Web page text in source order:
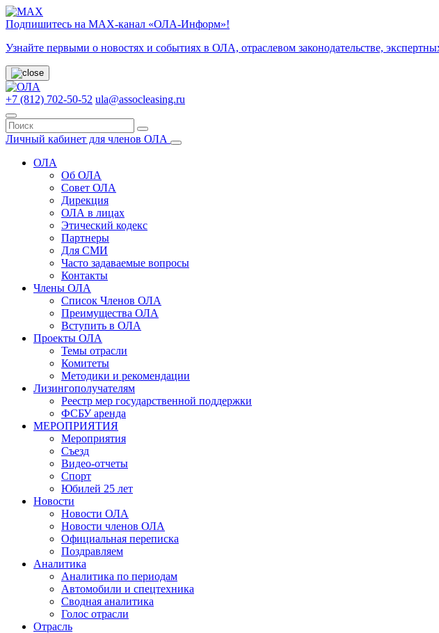
Подпишитесь на МАХ-канал «ОЛА-Информ»!
Узнайте первыми о новостях и событиях в ОЛА, отраслевом законодательстве,
+7 (812) 702-50-52 ula@assocleasing.ru
Личный кабинет для членов ОЛА
ОЛА
Об ОЛА
Совет ОЛА
Дирекция
ОЛА в лицах
Этический кодекс
Партнеры
Для СМИ
Часто задаваемые вопросы
Контакты
Члены ОЛА
Список Членов ОЛА
Преимущества ОЛА
Вступить в ОЛА
Проекты ОЛА
Темы отрасли
Комитеты
Методики и рекомендации
Лизингополучателям
Реестр мер государственной поддержки
ФСБУ аренда
МЕРОПРИЯТИЯ
Мероприятия
Съезд
Видео-отчеты
Спорт
Юбилей 25 лет
Новости
Новости ОЛА
Новости членов ОЛА
Официальная переписка
Поздравляем
Аналитика
Аналитика по периодам
Автомобили и спецтехника
Сводная аналитика
Голос отрасли
Отрасль